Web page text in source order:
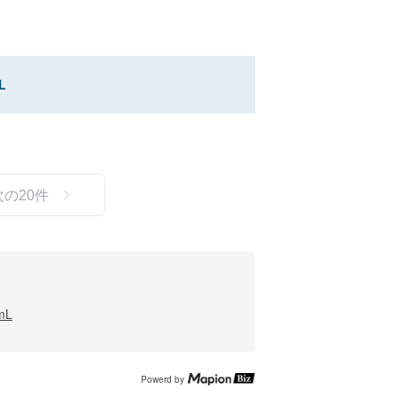
の20件
Powerd by